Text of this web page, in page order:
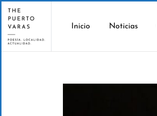
Inicio Noticias